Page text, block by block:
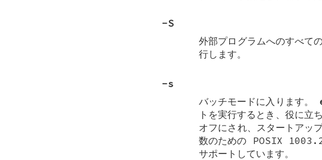
-S
外部プログラムへのすべて
行します。
-s
バッチモードに入ります。
トを実行するとき、役に立
オフにされ、スタートアッ
数のための POSIX
サポートしています。